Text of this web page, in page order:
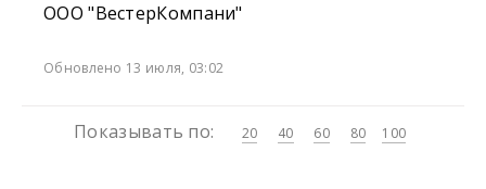
ООО "ВестерКомпани"
Обновлено 13 июля, 03:02
Показывать по: 20 40 60 80 100